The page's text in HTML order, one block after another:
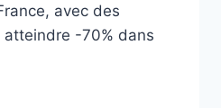
avec des
-70% dans